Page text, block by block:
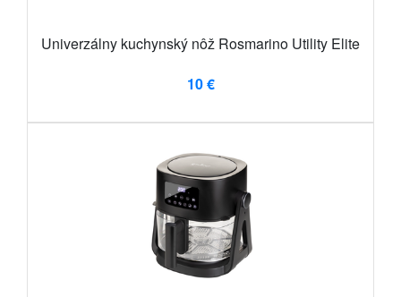
Univerzálny kuchynský nôž Rosmarino Utility Elite
10 €